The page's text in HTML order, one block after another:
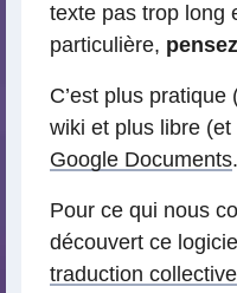
texte pas trop long
particulière,
C’est plus pratique
wiki et plus libre (et
Google Documents.
Pour ce qui nous
découvert ce
traduction collective